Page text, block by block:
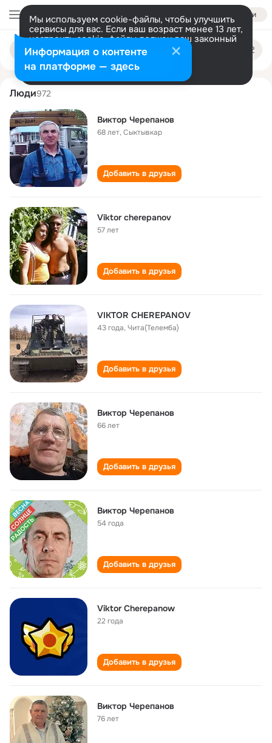
Войти
Мы используем cookie-файлы, чтобы улучшить
сервисы для вас. Если ваш возраст менее 13 лет,
настроить cookie-файлы должен ваш законный
представитель. Больше информации
Разрешить все Настроить
Поиск
людям
viktor cherepanov
Люди972
Виктор Черепанов
68 лет,Сыктывкар
Добавить в друзья
Viktor cherepanov
57 лет
Добавить в друзья
VIKTOR CHEREPANOV
43 года,Чита(Телемба)
Добавить в друзья
Виктор Черепанов
66 лет
Добавить в друзья
Виктор Черепанов
54 года
Добавить в друзья
Viktor Cherepanow
22 года
Добавить в друзья
Виктор Черепанов
76 лет
Информация о контенте
на платформе — здесь